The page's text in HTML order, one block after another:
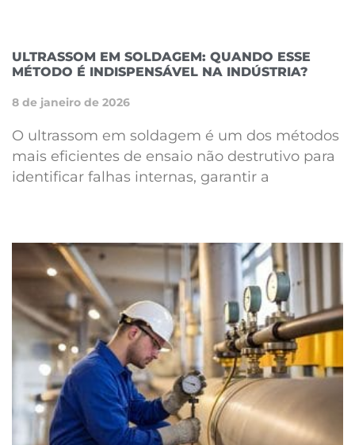
ULTRASSOM EM SOLDAGEM: QUANDO ESSE
MÉTODO É INDISPENSÁVEL NA INDÚSTRIA?
8 de janeiro de 2026
O ultrassom em soldagem é um dos métodos
mais eficientes de ensaio não destrutivo para
identificar falhas internas, garantir a